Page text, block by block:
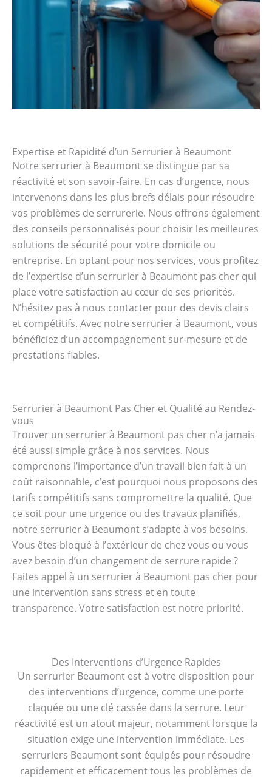
Expertise et Rapidité d’un Serrurier à Beaumont
Notre serrurier à Beaumont se distingue par sa
réactivité et son savoir-faire. En cas d’urgence, nous
intervenons dans les plus brefs délais pour résoudre
vos problèmes de serrurerie. Nous offrons également
des conseils personnalisés pour choisir les meilleures
solutions de sécurité pour votre domicile ou
entreprise. En optant pour nos services, vous profitez
de l’expertise d’un serrurier à Beaumont pas cher qui
place votre satisfaction au cœur de ses priorités.
N’hésitez pas à nous contacter pour des devis clairs
et compétitifs. Avec notre serrurier à Beaumont, vous
bénéficiez d’un accompagnement sur-mesure et de
prestations fiables.
Serrurier à Beaumont Pas Cher et Qualité au Rendez-
vous
Trouver un serrurier à Beaumont pas cher n’a jamais
été aussi simple grâce à nos services. Nous
comprenons l’importance d’un travail bien fait à un
coût raisonnable, c’est pourquoi nous proposons des
tarifs compétitifs sans compromettre la qualité. Que
ce soit pour une urgence ou des travaux planifiés,
notre serrurier à Beaumont s’adapte à vos besoins.
Vous êtes bloqué à l’extérieur de chez vous ou vous
avez besoin d’un changement de serrure rapide ?
Faites appel à un serrurier à Beaumont pas cher pour
une intervention sans stress et en toute
transparence. Votre satisfaction est notre priorité.
Des Interventions d’Urgence Rapides
Un serrurier Beaumont est à votre disposition pour
des interventions d’urgence, comme une porte
claquée ou une clé cassée dans la serrure. Leur
réactivité est un atout majeur, notamment lorsque la
situation exige une intervention immédiate. Les
serruriers Beaumont sont équipés pour résoudre
rapidement et efficacement tous les problèmes de